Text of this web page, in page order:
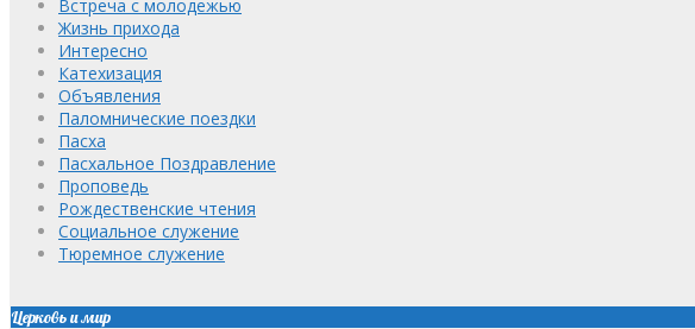
Встреча с молодежью
Жизнь прихода
Интересно
Катехизация
Объявления
Паломнические поездки
Пасха
Пасхальное Поздравление
Проповедь
Рождественские чтения
Социальное служение
Тюремное служение
Церковь и мир